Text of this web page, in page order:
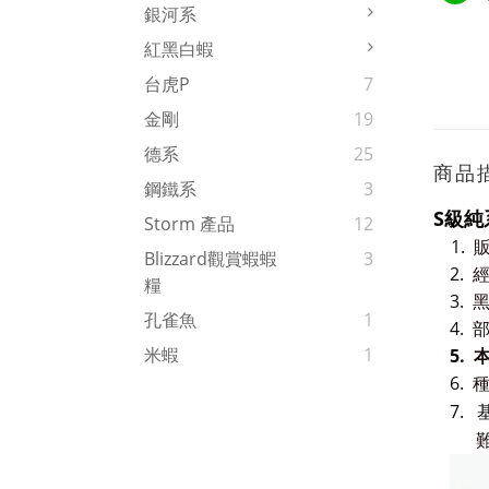
銀河系
紅黑白蝦
台虎P
7
金剛
19
德系
25
鋼鐵系
3
Storm 產品
12
Blizzard觀賞蝦蝦
糧
3
孔雀魚
1
米蝦
1
商品
S級
1.
2. 經
3.
4.
5.
6.
7.